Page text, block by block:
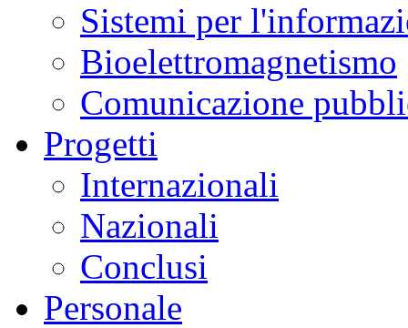
Sistemi per
Bioelettromagnetismo
Comunicazione
Progetti
Internazionali
Nazionali
Conclusi
Personale